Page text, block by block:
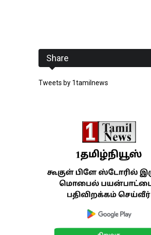
Share
Tweets by 1tamilnews